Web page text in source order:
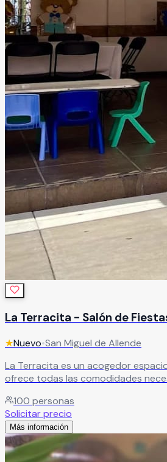
La Terracita - Salón de
★Nuevo•San Miguel de Allende
La Terracita es un acogedor
ofrece todas las comodidades
y totalmente personalizable. Este hermoso recinto es ideal
para bodas, XV años, aniversarios,
reuniones familiares y celebraciones
ambientar cada evento de acuerdo
temática que cada cliente imagine.
100 personas
Solicitar precio
Más información